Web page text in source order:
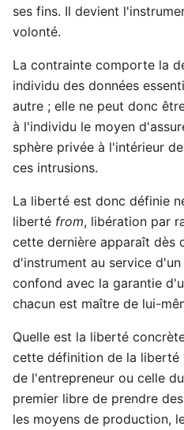
ses fins. Il devient
volonté.
La contrainte comporte la
individu des données
autre ; elle ne peut donc
à l'individu le moyen
sphère privée à l'intérieur
ces intrusions.
La liberté est donc définie
liberté from, libération par
cette dernière apparaît dès
d'instrument au service
confond avec la garantie
chacun est maître de lui-
Quelle est la liberté
cette définition de la liberté
de l'entrepreneur ou celle
premier libre de prendre
les moyens de production,